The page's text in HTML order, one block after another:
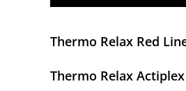
Thermo Relax Red
Thermo Relax Actiplex